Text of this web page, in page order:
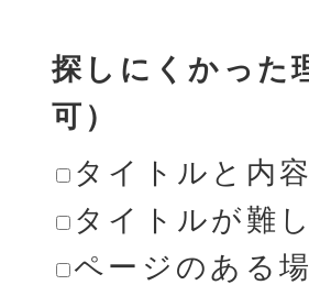
探しにくかった
可）
タイトルと内
タイトルが難
ページのある